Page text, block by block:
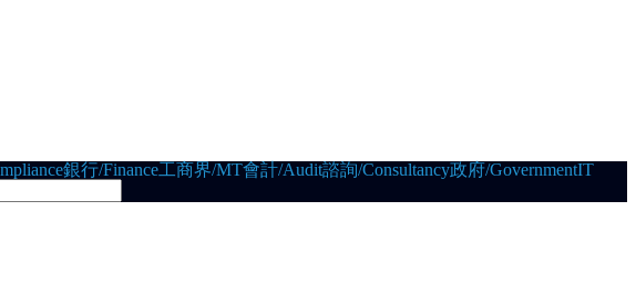
銀行/Finance工商界/MT會計/Audit諮詢/Consultancy政府/GovernmentIT